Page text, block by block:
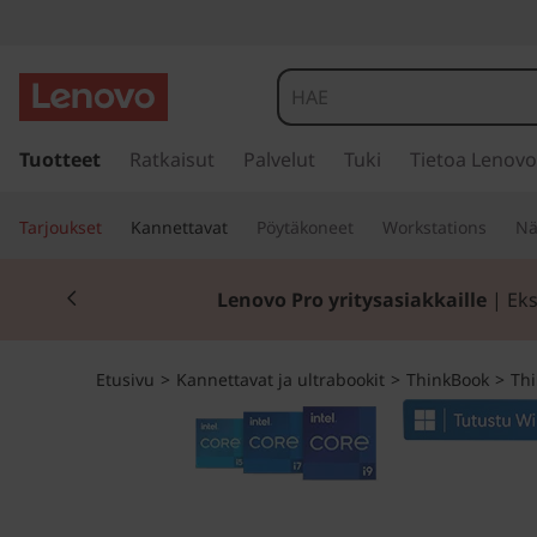
h
n
k
i
r
Tuotteet Ratkaisut Palvelut Tuki Tietoa
Tarjoukset Kannettavat Pöytäkoneet Workstations
Lenovo Pro yritysasiakkaille |
Etusivu > Kannettavat ja ultrabookit > ThinkBook >